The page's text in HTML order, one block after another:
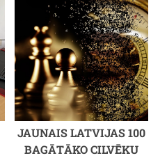
JAUNAIS LATVIJAS 100
BAGĀTĀKO CILVĒKU